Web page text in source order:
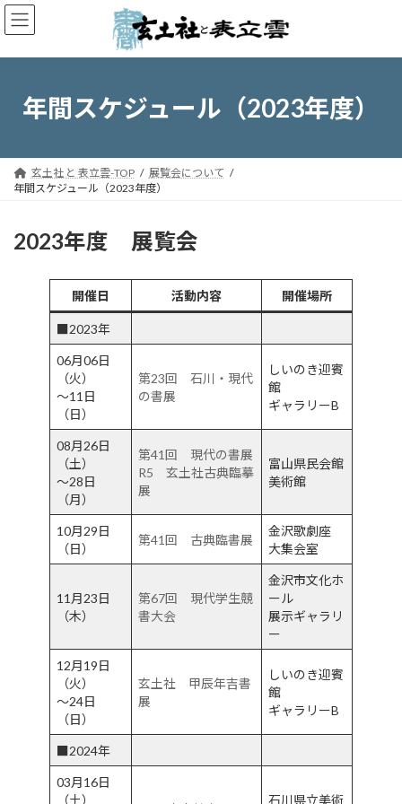
コ
ン
ン
ナ
ビ
ー
年間スケジュール（2023年度）
玄土社 と 表立雲-TOP
展覧会について
年間スケジュール（2023年度）
2023年度 展覧会
開催日 活動内容 開催場所
■2023年
06月06日
（火）
～11日
（日）
第23回 石川・現代
の書展
しいのき迎賓
館
ギャラリーB
08月26日
（土）
～28日
（月）
第41回 現代の書展
R5 玄土社古典臨摹
展
富山県民会館
美術館
10月29日
（日）
第41回 古典臨書展
金沢歌劇座
大集会室
11月23日
（木）
第67回 現代学生競
書大会
金沢市文化ホ
ール
展示ギャラリ
ー
12月19日
（火）
～24日
（日）
玄土社 甲辰年吉書
展
しいのき迎賓
館
ギャラリーB
■2024年
03月16日
（土）
石川県立美術